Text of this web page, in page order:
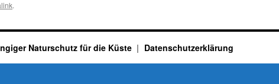
.
Naturschutz für die Küste Datenschutzerklärung